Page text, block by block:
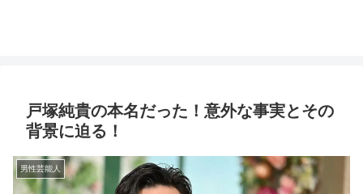
戸塚純貴の本名だった！意外な事実とその
背景に迫る！
男性芸能人